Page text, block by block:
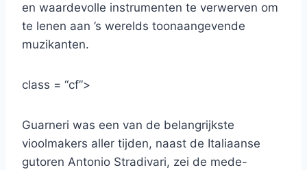
en waardevolle instrumenten te verwerven om
te lenen aan ’s werelds toonaangevende
muzikanten.
class = “cf”>
Guarneri was een van de belangrijkste
vioolmakers aller tijden, naast de Italiaanse
gutoren Antonio Stradivari, zei de mede-